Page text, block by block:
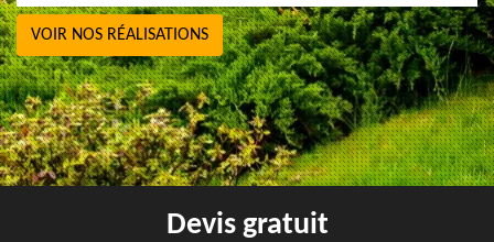
VOIR NOS RÉALISATIONS
Devis gratuit